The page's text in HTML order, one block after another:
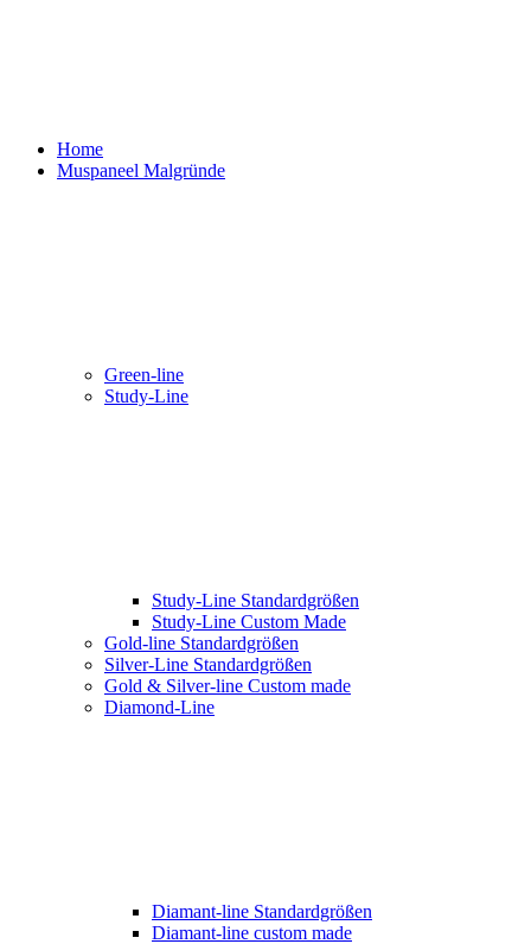
Home
Muspaneel Malgründe
Green-line
Study-Line
Study-Line Standardgrößen
Study-Line Custom Made
Gold-line Standardgrößen
Silver-Line Standardgrößen
Gold & Silver-line Custom made
Diamond-Line
Diamant-line Standardgrößen
Diamant-line custom made